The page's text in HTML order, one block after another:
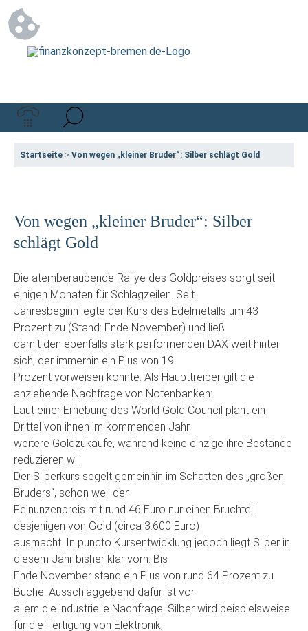
Startseite > Von wegen „kleiner Bruder“: Silber schlägt Gold
Von wegen „kleiner Bruder“: Silber
schlägt Gold
Die atemberaubende Rallye des Goldpreises sorgt seit
einigen Monaten für Schlagzeilen. Seit
Jahresbeginn legte der Kurs des Edelmetalls um 43
Prozent zu (Stand: Ende November) und ließ
damit den ebenfalls stark performenden DAX weit hinter
sich, der immerhin ein Plus von 19
Prozent vorweisen konnte. Als Haupttreiber gilt die
anziehende Nachfrage von Notenbanken:
Laut einer Erhebung des World Gold Council plant ein
Drittel von ihnen im kommenden Jahr
weitere Goldzukäufe, während keine einzige ihre Bestände
reduzieren will.
Der Silberkurs segelt gemeinhin im Schatten des „großen
Bruders“, schon weil der
Feinunzenpreis mit rund 46 Euro nur einen Bruchteil
desjenigen von Gold (circa 3.600 Euro)
ausmacht. In puncto Kursentwicklung jedoch liegt Silber in
diesem Jahr bisher klar vorn: Bis
Ende November stand ein Plus von rund 64 Prozent zu
Buche. Ausschlaggebend dafür ist vor
allem die industrielle Nachfrage: Silber wird beispielsweise
für die Fertigung von Elektronik,